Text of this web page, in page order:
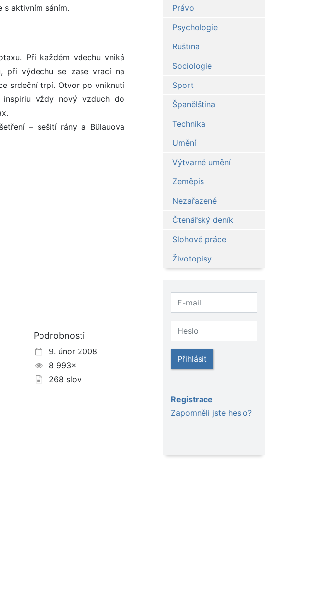
s aktivním sáním.
Při každém vdechu vniká
při výdechu se zase vrací na
srdeční trpí. Otvor po vniknutí
vždy nový vzduch do
– sešití rány a Bülauova
Podrobnosti
9. únor 2008
8 993×
268 slov
Právo
Psychologie
Ruština
Sociologie
Sport
Španělština
Technika
Umění
Výtvarné umění
Zeměpis
Nezařazené
Čtenářský deník
Slohové práce
Životopisy
Přihlásit
Registrace
Zapomněli jste heslo?